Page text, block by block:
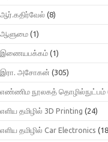
ஆர்.கதிர்வேல் (8)
ஆளுமை (1)
இணையபக்கம் (1)
இரா. அசோகன் (305)
எண்ணிம நூலகத் தொழில்நுட்பம்
எளிய தமிழில் 3D Printing (24)
எளிய தமிழில் Car Electronics